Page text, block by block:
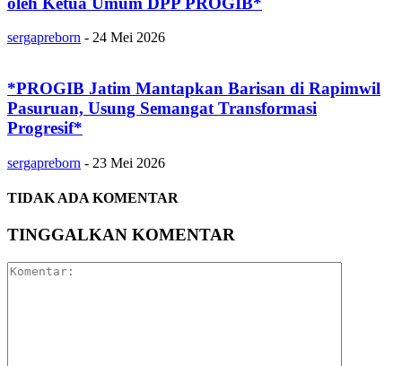
sergapreborn - 24 Mei 2026
*PROGIB Jatim Mantapkan Barisan di Rapimwil
Pasuruan, Usung Semangat Transformasi
Progresif*
sergapreborn - 23 Mei 2026
TIDAK ADA KOMENTAR
TINGGALKAN KOMENTAR